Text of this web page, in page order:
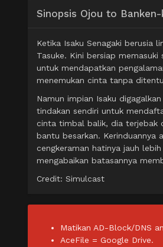
Sinopsis Ojou to Banken-
Ketika Isaku Senagaki berusia
Tasuke. Kini bersiap
untuk mendapatkan
menemukan cinta tanpa
Namun impian Isaku
tindakan sendiri untuk
cinta timbal balik, dia terjebak
bantu besarkan. Kerinduannya
cengkeraman hatinya jauh
mengabaikan batasannya
Credit: Simulcast
Matikan AD-Block/DNS
AceFile = Google Drive.